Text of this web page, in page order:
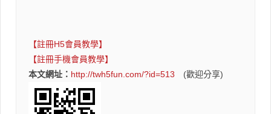
【註冊H5會員教學】
【註冊手機會員教學】
本文網址： http://twh5fun.com/?id=513 (歡迎分享)